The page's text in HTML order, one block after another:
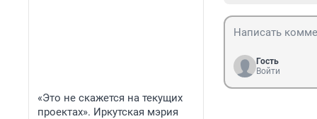
«Это не скажется на текущих
проектах». Иркутская мэрия
Гость
Войти